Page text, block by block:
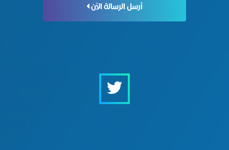
أرسل الرسالة الآن